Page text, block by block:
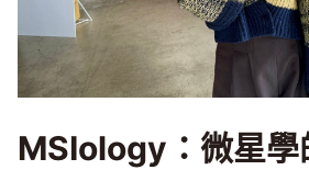
MSIology：微星學